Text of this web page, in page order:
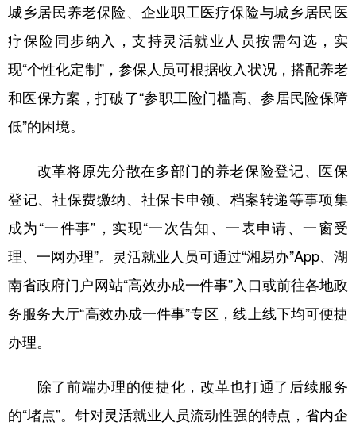
辽宁 吉林 上海 江苏
浙江 安徽 福建 江西
山东 河南 湖北 湖南
广东 广西 海南 重庆
陕西 甘肃 青海 宁夏
新疆 内蒙古 黑龙江
多语种频道
English Español Français عربى
城乡居民养老保险、企业职工医疗保险与城乡居民医
疗保险同步纳入，支持灵活就业人员按需勾选，实
现“个性化定制”，参保人员可根据收入状况，搭配养老
和医保方案，打破了“参职工险门槛高、参居民险保障
低”的困境。
改革将原先分散在多部门的养老保险登记、医保
登记、社保费缴纳、社保卡申领、档案转递等事项集
成为“一件事”，实现“一次告知、一表申请、一窗受
理、一网办理”。灵活就业人员可通过“湘易办”App、湖
南省政府门户网站“高效办成一件事”入口或前往各地政
务服务大厅“高效办成一件事”专区，线上线下均可便捷
办理。
除了前端办理的便捷化，改革也打通了后续服务
的“堵点”。针对灵活就业人员流动性强的特点，省内企